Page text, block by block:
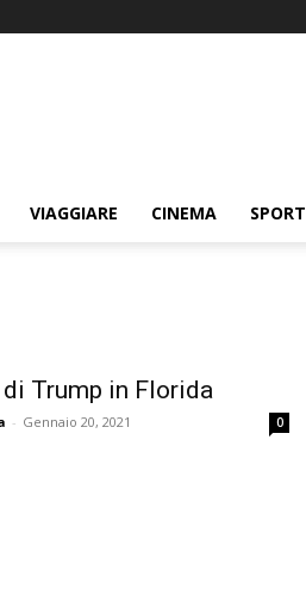
VIAGGIARE CINEMA SPORT
Trump in Florida
- Gennaio 20, 2021 0